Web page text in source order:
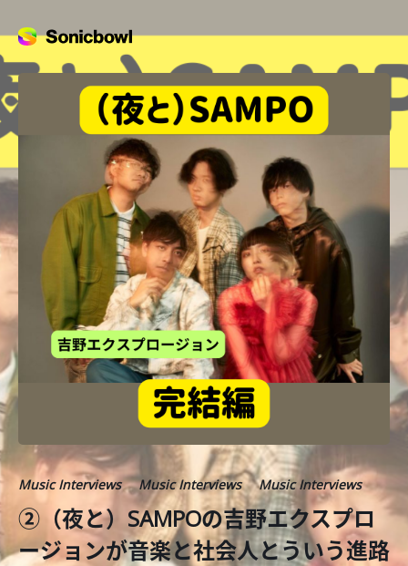
Music Interviews Music Interviews Music Interviews
②（夜と）SAMPOの吉野エクスプロ
ージョンが音楽と社会人とういう進路